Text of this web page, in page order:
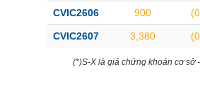
CVIC2606 900
CVIC2607 3,380
(*)S-X là giá chứng khoán cơ sở
Bài viết của tác giả (-)
Báo cáo phân tích(-)